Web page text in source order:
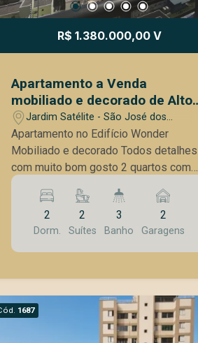
restaurantes e às principais vias da
quem deseja morar com conforto,
com tudo por perto.
R$ 1.380.000,00 V
Apartamento a Venda
mobiliado e decorado de Alto
padrão proximo ao Shopping
Vale Sul
Jardim Satélite - São José dos
Campos/SP
Apartamento no Edifício Wonder
Mobiliado e decorado Todos detalhes
com muito bom gosto 2 quartos com
planejados e sendo suítes, ar
condicionado só em uma, Sala conceito
aberto com sofá fixo, mesa, cadeiras e
ar condicionado cozinha com ilha com
geladeira, fogão cook top. área de
cortinas holon 2 vagas de garagem
2
Dorm.
2
Suítes
3
Banho
2
Garagens
1687